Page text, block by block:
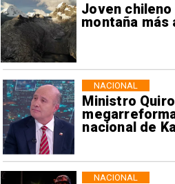
Joven
montaña más
Ministro
nacional de
NACIONAL
NACIONAL